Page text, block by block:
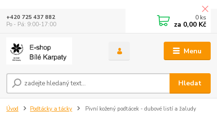
Menu
Hledat
+420 725 437 882
Po - Pá: 9:00-17:00
0 ks
za 0,00 Kč
Úvod Podtácky a tácky Pivní kožený podtácek - dubové listí a žaludy